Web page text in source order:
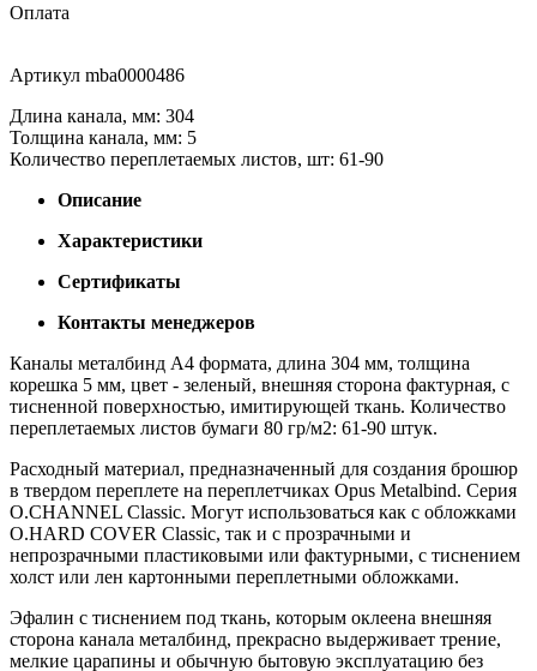
Оплата
Артикул mba0000486
Длина канала, мм: 304
Толщина канала, мм: 5
Количество переплетаемых листов, шт: 61-90
Описание
Характеристики
Сертификаты
Контакты менеджеров
Каналы металбинд А4 формата, длина 304 мм, толщина
корешка 5 мм, цвет - зеленый, внешняя сторона фактурная, с
тисненной поверхностью, имитирующей ткань. Количество
переплетаемых листов бумаги 80 гр/м2: 61-90 штук.
Расходный материал, предназначенный для создания брошюр
в твердом переплете на переплетчиках Opus Metalbind. Серия
O.CHANNEL Classic. Могут использоваться как с обложками
O.HARD COVER Classic, так и с прозрачными и
непрозрачными пластиковыми или фактурными, с тиснением
холст или лен картонными переплетными обложками.
Эфалин с тиснением под ткань, которым оклеена внешняя
сторона канала металбинд, прекрасно выдерживает трение,
мелкие царапины и обычную бытовую эксплуатацию без